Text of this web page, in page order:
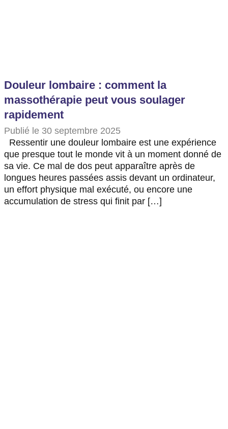
Douleur lombaire : comment la
massothérapie peut vous soulager
rapidement
Publié le 30 septembre 2025
Ressentir une douleur lombaire est une expérience
que presque tout le monde vit à un moment donné de
sa vie. Ce mal de dos peut apparaître après de
longues heures passées assis devant un ordinateur,
un effort physique mal exécuté, ou encore une
accumulation de stress qui finit par […]